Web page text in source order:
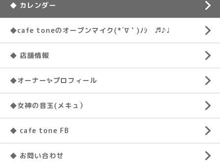
◆ カレンダー
◆cafe toneのオープンマイク(*´∇｀)ﾉｼ ♬♪♩
◆ 店舗情報
◆オーナー✨プロフィール
◆女神の音玉(メキュ）
◆ cafe tone FB
◆ お問い合わせ